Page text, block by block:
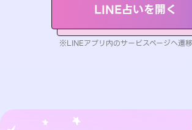
LINE占いを開く
※LINEアプリ内のサービスページへ遷